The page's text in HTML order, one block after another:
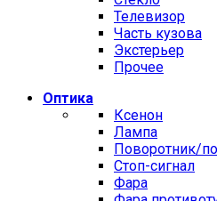
Телевизор
Часть кузова
Экстерьер
Прочее
Оптика
Ксенон
Лампа
Поворотник/
Стоп-сигнал
Фара